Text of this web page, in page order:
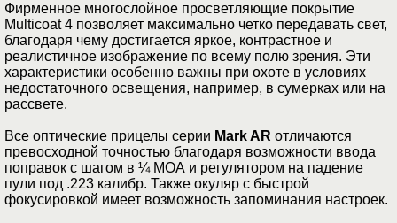
Фирменное многослойное просветляющие покрытие
Multicoat 4 позволяет максимально четко передавать свет,
благодаря чему достигается яркое, контрастное и
реалистичное изображение по всему полю зрения. Эти
характеристики особенно важны при охоте в условиях
недостаточного освещения, например, в сумерках или на
рассвете.
Все оптические прицелы серии Mark AR отличаются
превосходной точностью благодаря возможности ввода
поправок с шагом в ¼ МОА и регулятором на падение
пули под .223 калибр. Также окуляр с быстрой
фокусировкой имеет возможность запоминания настроек.